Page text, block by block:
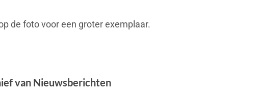
de foto voor een groter exemplaar.
van Nieuwsberichten